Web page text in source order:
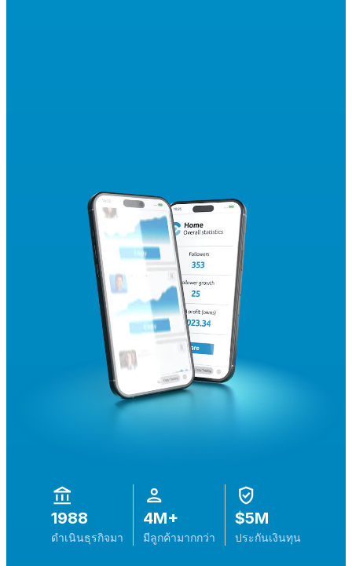
1988
ดำเนินธุรกิจมา
4M+
มีลูกค้ามากกว่า
$‎5M
ประกันเงินทุน